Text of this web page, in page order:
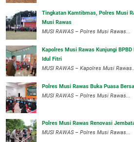
Tingkatan Kamtibmas, Polres Musi
Musi Rawas
MUSI RAWAS – Polres Musi Rawas...
Kapolres Musi Rawas Kunjungi
Idul Fitri
MUSI RAWAS – Kapolres Musi
Polres Musi Rawas Buka Puasa
MUSI RAWAS – Polres Musi Rawas...
Polres Musi Rawas Renovasi
MUSI RAWAS – Polres Musi Rawas...